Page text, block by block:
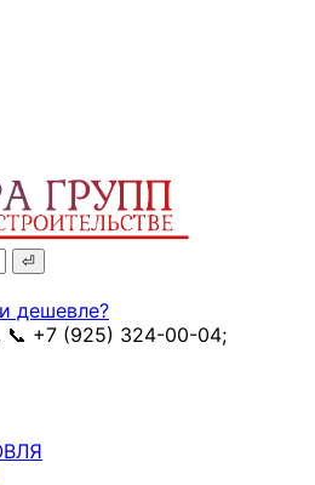
дешевле?
+7 (925) 324-00-04;